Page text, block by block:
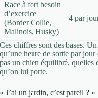
Race à fort besoin
d’exercice
(Border Collie,
Malinois, Husky)
4 par
Ces chiffres sont des bases.
qu’une heure de sortie par jour
pas un chien équilibré, quelles
qu’on lui porte.
« J’ai un jardin, c’est pareil ? »